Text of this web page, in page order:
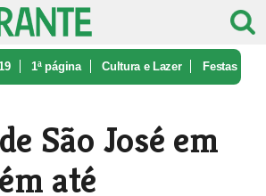
1ª página Cultura e Lazer Festas
São José em
até